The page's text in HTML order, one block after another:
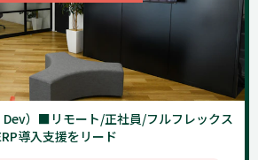
土日祝のみ
）■リモート/正社員/フルフレックス
導入支援をリード